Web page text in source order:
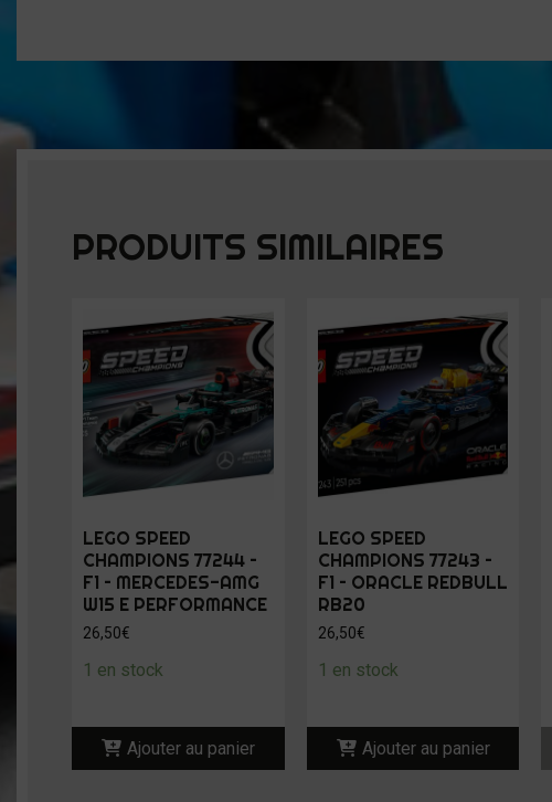
PRODUITS SIMILAIRES
LEGO SPEED
CHAMPIONS 77244 –
F1 – MERCEDES-AMG
W15 E PERFORMANCE
26,50€
1 en stock
Ajouter au panier
LEGO SPEED
CHAMPIONS 77243 –
F1 – ORACLE REDBULL
RB20
26,50€
1 en stock
Ajouter au panier